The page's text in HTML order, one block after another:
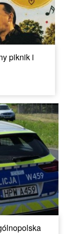
piknik i